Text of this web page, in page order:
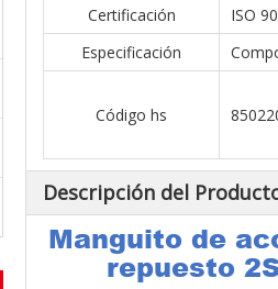
Certificación
ISO
Especificación
Código hs
Descripción del
Manguito de
repuesto